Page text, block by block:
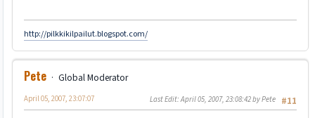
http://pilkkikilpailut.blogspot.com/
Pete
Global Moderator
#11
April 05, 2007, 23:07:07 Last Edit: April 05, 2007, 23:08:42 by Pete